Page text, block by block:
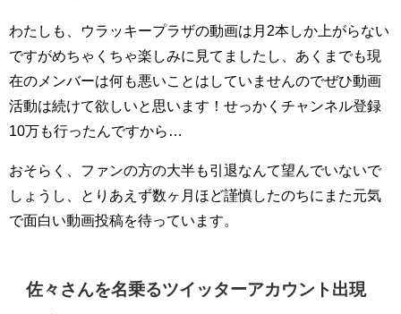
わたしも、ウラッキープラザの動画は月2本しか上がらない
ですがめちゃくちゃ楽しみに見てましたし、あくまでも現
在のメンバーは何も悪いことはしていませんのでぜひ動画
活動は続けて欲しいと思います！せっかくチャンネル登録
10万も行ったんですから…
おそらく、ファンの方の大半も引退なんて望んでいないで
しょうし、とりあえず数ヶ月ほど謹慎したのちにまた元気
で面白い動画投稿を待っています。
佐々さんを名乗るツイッターアカウント出現